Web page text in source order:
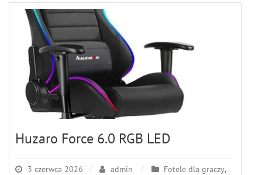
Huzaro Force 6.0 RGB LED
3 czerwca 2026 admin Fotele dla graczy,